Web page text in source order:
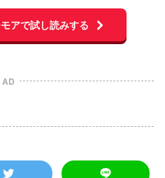
アで試し読みする
AD